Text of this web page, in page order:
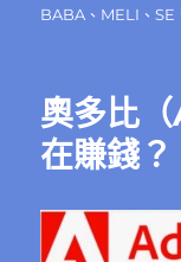
日
BABA 、 MELI 、SE
奧多比
在賺錢？